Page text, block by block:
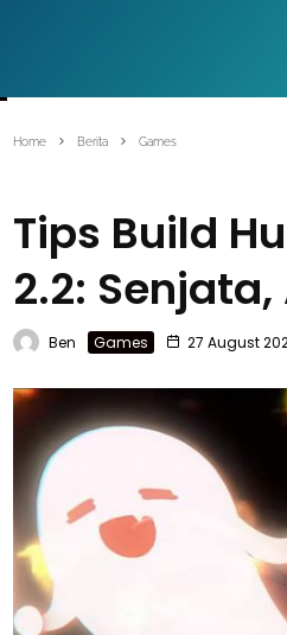
Home Berita Games
Tips Build
2.2:
Ben Games 27 August